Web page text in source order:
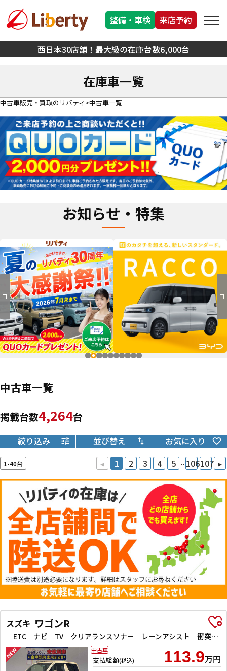
西日本30店舗！最大級の在庫台数6,000台
整備・車検 来店予約
在庫車一覧
中古車販売・買取のリバティ 中古車一覧
お知らせ・特集
中古車一覧
掲載台数4,264台
絞り込み 並び替え お気に入り
1-40台 ◂ 1 2 3 4 5 .. 106107 ▸
スズキ ワゴンR
ETC ナビ TV クリアランスソナー レーンアシスト 衝突被害軽減システム オートライト スマートキー アイドリングストップ 電動格納ミラー シートヒーター ベンチシート CVT ESC CD
支払総額(税込) 113.9万円
中古車